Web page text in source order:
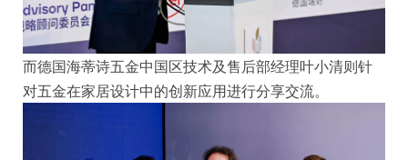
而德国海蒂诗五金中国区技术及售后部经理叶小清则针
对五金在家居设计中的创新应用进行分享交流。